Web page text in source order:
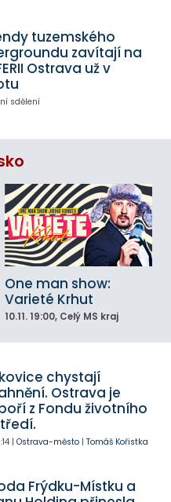
tuzemského
zavítají na
Ostrava už v
sdělení
One man show:
Varieté Krhut
10.11. 19:00, Celý MS kraj
chystají
Ostrava je
z Fondu životního
| Ostrava-město| Tomáš Kořistka
Frýdku-Místku a